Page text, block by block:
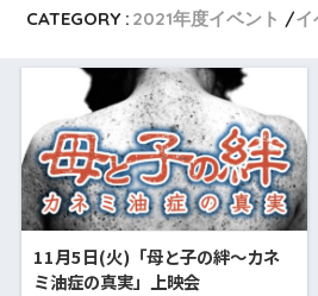
CATEGORY : 2021年度イベント イ
11月5日(火)「母と子の絆〜カネ
ミ油症の真実」上映会